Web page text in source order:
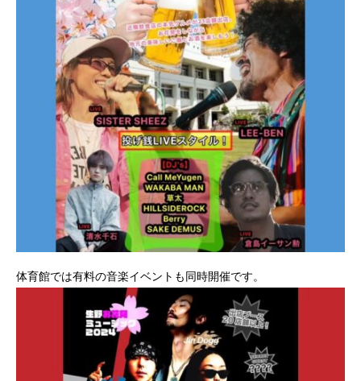
体育館では有料の音楽イベントも同時開催です。